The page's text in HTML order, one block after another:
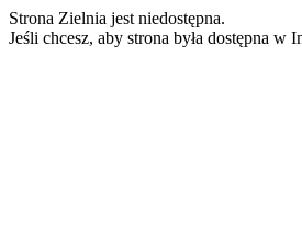
Strona Zielnia jest niedostępna.
Jeśli chcesz, aby strona była dostępna